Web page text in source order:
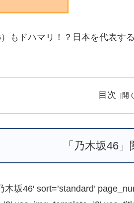
もドハマリ！？日本を代表す
目次
「乃木坂46
坂46′ sort=’standard’